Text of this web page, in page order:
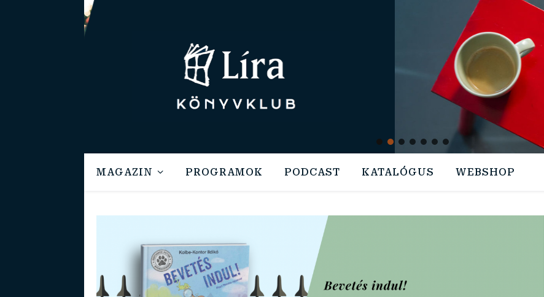
MAGAZIN PROGRAMOK PODCAST KATALÓGUS WEBSHOP